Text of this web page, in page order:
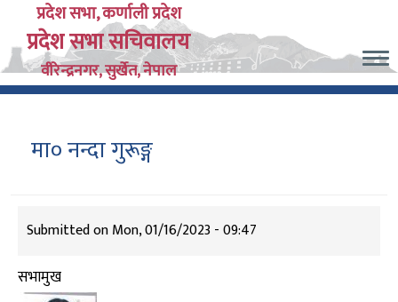
main
content
प्रदेश सभा, कर्णाली प्रदेश
प्रदेश सभा सचिवालय
वीरेन्द्रनगर, सुर्खेत, नेपाल
मा० नन्दा गुरूङ्ग
Submitted onMon, 01/16/2023 - 09:47
सभामुख